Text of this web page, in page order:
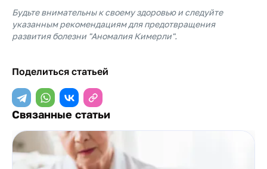
Будьте внимательны к своему здоровью и следуйте
указанным рекомендациям для предотвращения
развития болезни "Аномалия Кимерли".
Поделиться статьей
Связанные статьи